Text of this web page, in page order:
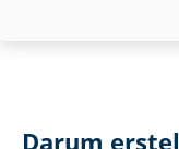
Darum